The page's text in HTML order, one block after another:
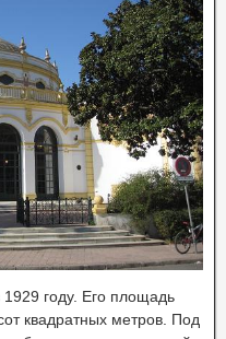
году. Его площадь
квадратных метров. Под